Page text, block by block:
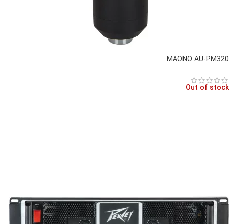
MAONO AU-PM320
Out of stock